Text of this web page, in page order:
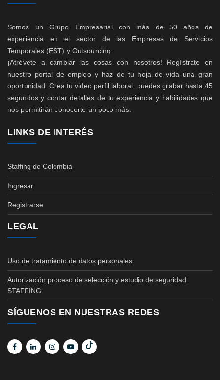
Somos un Grupo Empresarial con más de 50 años de
experiencia en el sector de las Empresas de Servicios
Temporales (EST) y Outsourcing.
¡Atrévete a cambiar las cosas con nosotros! Regístrate en
nuestro portal de empleo y haz de tu hoja de vida una gran
oportunidad. Crea tu video perfil laboral, puedes grabar hasta 45
segundos y contar detalles de tu experiencia y habilidades que
nos permitirán conocerte un poco más.
LINKS DE INTERÉS
Staffing de Colombia
Ingresar
Registrarse
LEGAL
Uso de tratamiento de datos personales
Autorización proceso de selección y estudio de seguridad
STAFFING
SÍGUENOS EN NUESTRAS REDES